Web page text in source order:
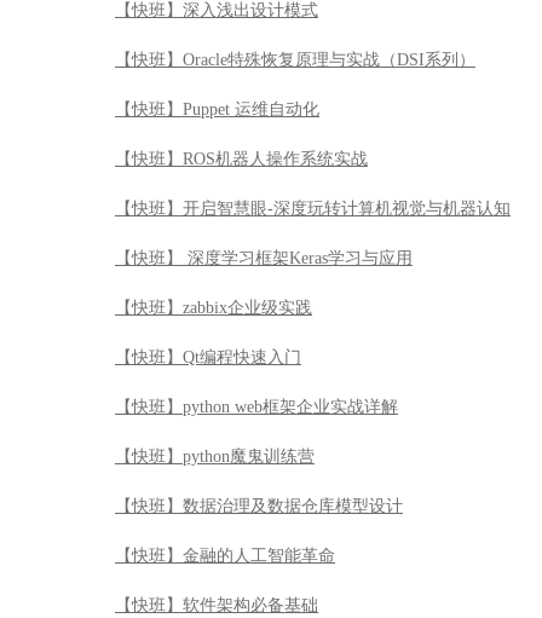
【快班】深入浅出设计模式
【快班】Oracle特殊恢复原理与实战（DSI系列）
【快班】Puppet 运维自动化
【快班】ROS机器人操作系统实战
【快班】开启智慧眼-深度玩转计算机视觉与机器认知
【快班】 深度学习框架Keras学习与应用
【快班】zabbix企业级实践
【快班】Qt编程快速入门
【快班】python web框架企业实战详解
【快班】python魔鬼训练营
【快班】数据治理及数据仓库模型设计
【快班】金融的人工智能革命
【快班】软件架构必备基础